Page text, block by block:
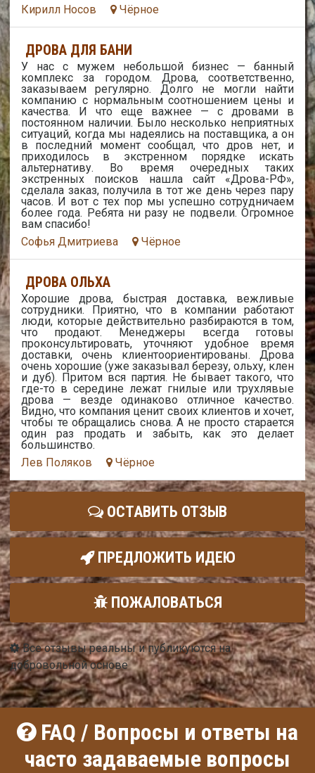
Кирилл Носов
Чёрное
ДРОВА ДЛЯ БАНИ
У нас с мужем небольшой бизнес — банный
комплекс за городом. Дрова, соответственно,
заказываем регулярно. Долго не могли найти
компанию с нормальным соотношением цены и
качества. И что еще важнее — с дровами в
постоянном наличии. Было несколько неприятных
ситуаций, когда мы надеялись на поставщика, а он
в последний момент сообщал, что дров нет, и
приходилось в экстренном порядке искать
альтернативу. Во время очередных таких
экстренных поисков нашла сайт «Дрова-РФ»,
сделала заказ, получила в тот же день через пару
часов. И вот с тех пор мы успешно сотрудничаем
более года. Ребята ни разу не подвели. Огромное
вам спасибо!
Софья Дмитриева
Чёрное
ДРОВА ОЛЬХА
Хорошие дрова, быстрая доставка, вежливые
сотрудники. Приятно, что в компании работают
люди, которые действительно разбираются в том,
что продают. Менеджеры всегда готовы
проконсультировать, уточняют удобное время
доставки, очень клиентоориентированы. Дрова
очень хорошие (уже заказывал березу, ольху, клен
и дуб). Притом вся партия. Не бывает такого, что
где-то в середине лежат гнилые или трухлявые
дрова — везде одинаково отличное качество.
Видно, что компания ценит своих клиентов и хочет,
чтобы те обращались снова. А не просто старается
один раз продать и забыть, как это делает
большинство.
Лев Поляков
Чёрное
ОСТАВИТЬ ОТЗЫВ
ПРЕДЛОЖИТЬ ИДЕЮ
ПОЖАЛОВАТЬСЯ
Все отзывы реальны и публикуются на
добровольной основе
FAQ / Вопросы и ответы на
часто задаваемые вопросы